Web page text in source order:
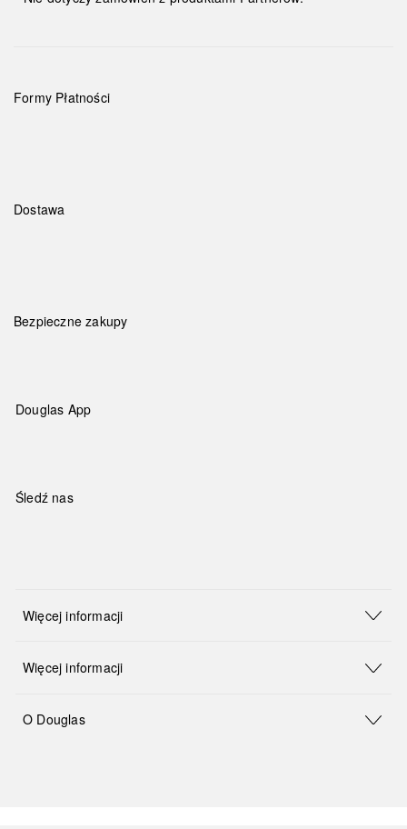
Formy Płatności
Dostawa
Bezpieczne zakupy
Douglas App
Śledź nas
Więcej informacji
Więcej informacji
O Douglas